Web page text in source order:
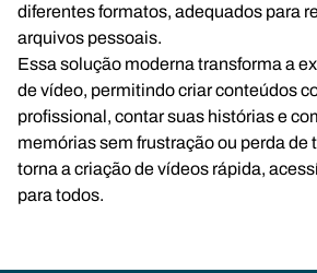
diferentes formatos, adequados para
arquivos pessoais.
Essa solução moderna transforma a
de vídeo, permitindo criar conteúdos
profissional, contar suas histórias e
memórias sem frustração ou perda de
torna a criação de vídeos rápida,
para todos.